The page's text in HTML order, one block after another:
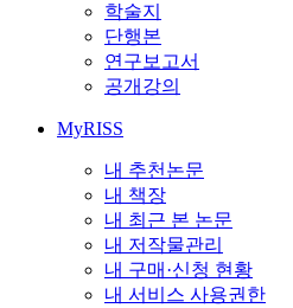
학술지
단행본
연구보고서
공개강의
MyRISS
내 추천논문
내 책장
내 최근 본 논문
내 저작물관리
내 구매·신청 현황
내 서비스 사용권한